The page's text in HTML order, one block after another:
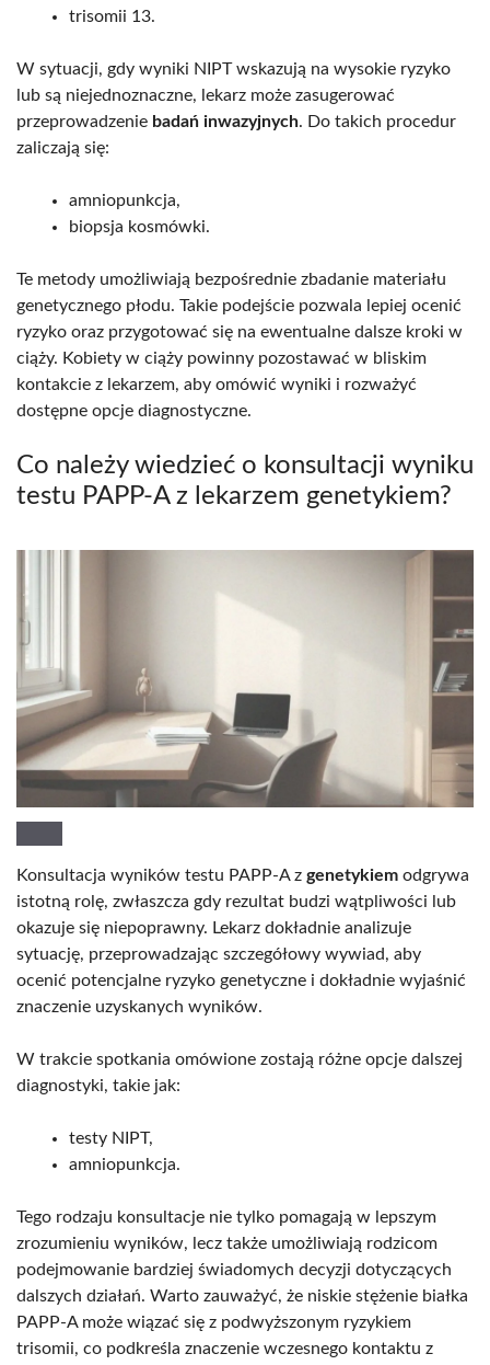
trisomii 13.
W sytuacji, gdy wyniki NIPT wskazują na wysokie ryzyko
lub są niejednoznaczne, lekarz może zasugerować
przeprowadzenie badań inwazyjnych. Do takich procedur
zaliczają się:
amniopunkcja,
biopsja kosmówki.
Te metody umożliwiają bezpośrednie zbadanie materiału
genetycznego płodu. Takie podejście pozwala lepiej ocenić
ryzyko oraz przygotować się na ewentualne dalsze kroki w
ciąży. Kobiety w ciąży powinny pozostawać w bliskim
kontakcie z lekarzem, aby omówić wyniki i rozważyć
dostępne opcje diagnostyczne.
Co należy wiedzieć o konsultacji wyniku
testu PAPP-A z lekarzem genetykiem?
Konsultacja wyników testu PAPP-A z genetykiem odgrywa
istotną rolę, zwłaszcza gdy rezultat budzi wątpliwości lub
okazuje się niepoprawny. Lekarz dokładnie analizuje
sytuację, przeprowadzając szczegółowy wywiad, aby
ocenić potencjalne ryzyko genetyczne i dokładnie wyjaśnić
znaczenie uzyskanych wyników.
W trakcie spotkania omówione zostają różne opcje dalszej
diagnostyki, takie jak:
testy NIPT,
amniopunkcja.
Tego rodzaju konsultacje nie tylko pomagają w lepszym
zrozumieniu wyników, lecz także umożliwiają rodzicom
podejmowanie bardziej świadomych decyzji dotyczących
dalszych działań. Warto zauważyć, że niskie stężenie białka
PAPP-A może wiązać się z podwyższonym ryzykiem
trisomii, co podkreśla znaczenie wczesnego kontaktu z